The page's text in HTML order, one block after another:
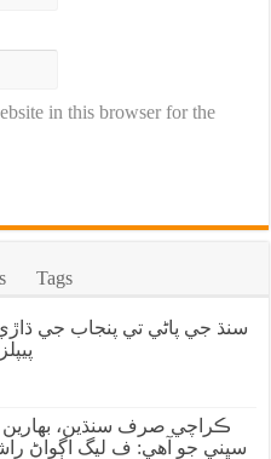
in this browser for the
Tags
سنڌ جي پاڻي تي پنجاب جي
ڪراچي صرف سنڌين، بهارين ۽
سڀني جو آهي: ف ليگ اڳواڻ